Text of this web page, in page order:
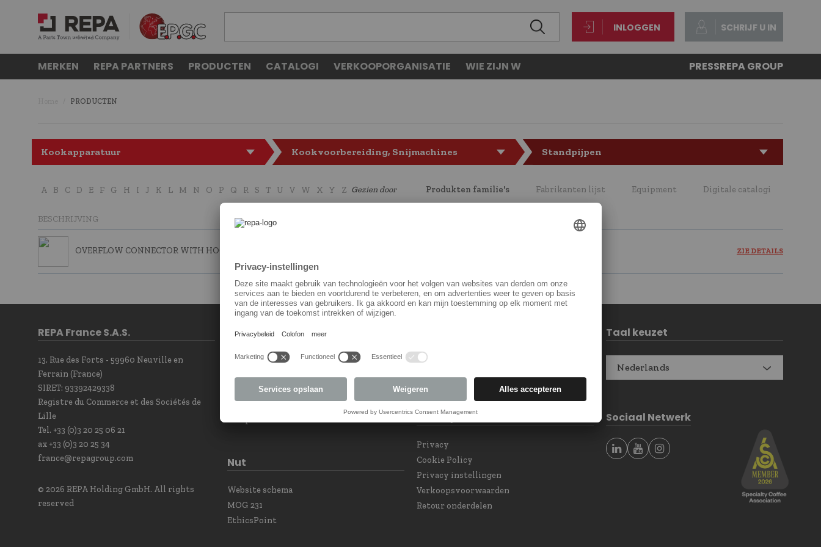
INLOGGEN SCHRIJF U IN
MERKEN REPA PARTNERS PRODUCTEN CATALOGI VERKOOPORGANISATIE WIE ZIJN W PRESSREPA GROUP
PRODUCTEN
Kookapparatuur Kookvoorbereiding, Snijmachines Standpijpen
A B C D E F G H I J K L M N O P Q R S T U V W X Y Z Gezien door Produkten familie's Fabrikanten lijst Equipment Digitale catalogi
BESCHRIJVING
OVERFLOW CONNECTOR WITH HOOK 270 MM. ZIE DETAILS
REPA France S.A.S.
13, Rue des Forts - 59960 Neuville en
Ferrain (France)
SIRET: 93392429338
Registre du Commerce et des Sociétés de
Lille
Tel. +33 (0)3 20 25 06 21
ax +33 (0)3 20 25 34
france@repagroup.com
© 2026 REPA Holding GmbH. All rights
reserved
Contact
Contact Form
Newsletter Subscription
Our sales team at your service
Nut
Website schema
MOG 231
EthicsPoint
Privacy
Privacy
Cookie Policy
Privacy instellingen
Verkoopsvoorwaarden
Retour onderdelen
Taal keuzet
Nederlands
Sociaal Netwerk